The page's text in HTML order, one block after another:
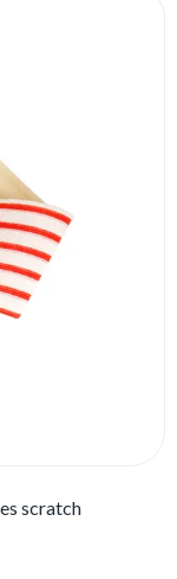
scratch